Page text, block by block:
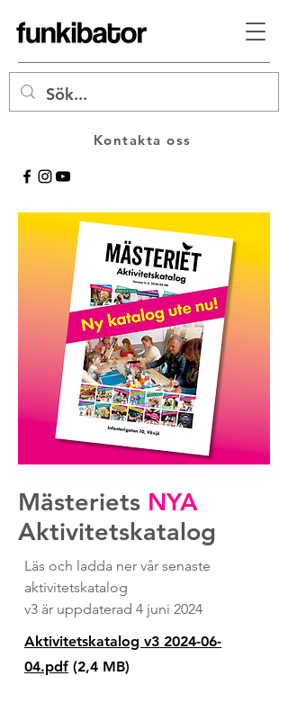
Kontakta oss
Mästeriets NYA
Aktivitetskatalog
Läs och ladda ner vår senaste
aktivitetskatalog
v3 är uppdaterad 4 juni 2024
Aktivitetskatalog v3 2024-06-
04.pdf (2,4 MB)